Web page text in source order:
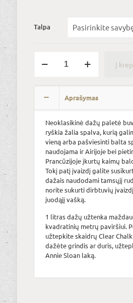
Talpa
kiekis:
Į
Aprašymas
Neoklasikinė dažų paletė
ryškia žalia spalva, kurią
vieną arba pašviesinti balta
naudojama ir Airijoje bei
Prancūzijoje įkurtų kaimų
Tokį patį įvaizdį galite
dažais naudodami tamsųjį
norite sukurti dirbtuvių
juodąjį vašką.
1 litras dažų užtenka
kvadratinių metrų paviršiui.
užtepkite skaidrų Clear
dažėte grindis ar duris,
Annie Sloan laką.